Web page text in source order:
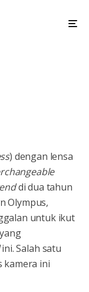
) dengan lensa
di dua tahun
Olympus,
untuk ikut
ini. Salah satu
kamera ini